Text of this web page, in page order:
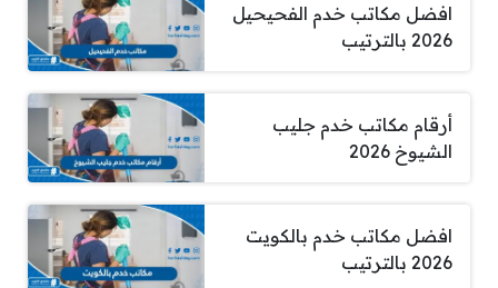
افضل مكاتب خدم الفحيحيل
2026 بالترتيب
أرقام مكاتب خدم جليب
الشيوخ 2026
افضل مكاتب خدم بالكويت
2026 بالترتيب